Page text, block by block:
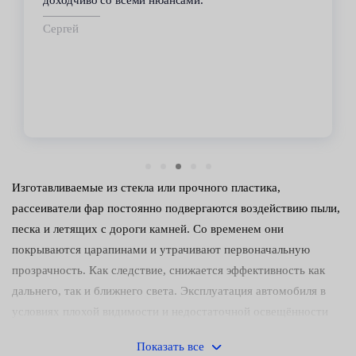
срок.
Изготавливаемые из стекла или прочного пластика,
рассеиватели фар постоянно подвергаются воздействию пыли,
песка и летящих с дороги камней. Со временем они
покрываются царапинами и утрачивают первоначальную
прозрачность. Как следствие, снижается эффективность как
дальнего, так и ближнего света. Эксплуатация автомобиля в
Показать все